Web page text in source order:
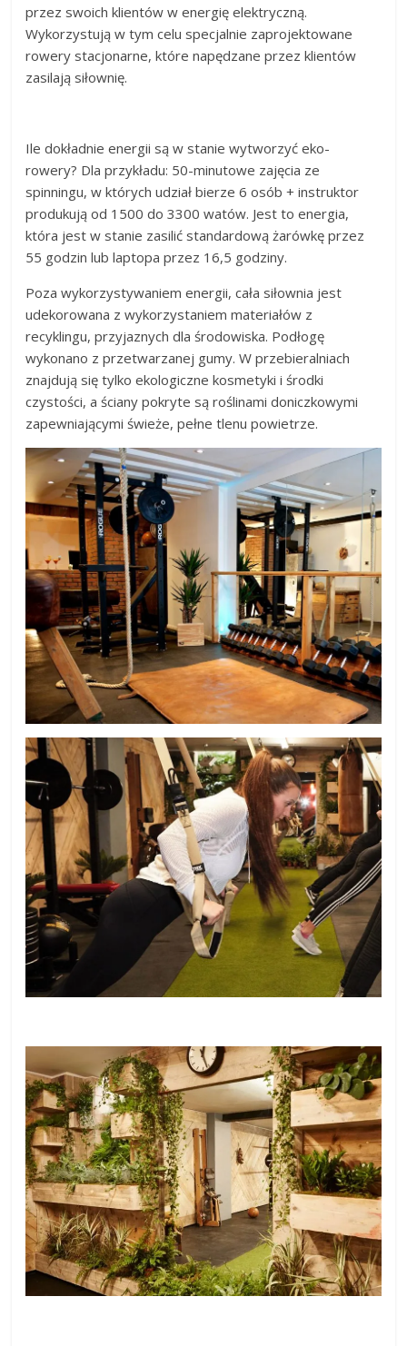
przez swoich klientów w energię elektryczną.
Wykorzystują w tym celu specjalnie zaprojektowane
rowery stacjonarne, które napędzane przez klientów
zasilają siłownię.
Ile dokładnie energii są w stanie wytworzyć eko-
rowery? Dla przykładu: 50-minutowe zajęcia ze
spinningu, w których udział bierze 6 osób + instruktor
produkują od 1500 do 3300 watów. Jest to energia,
która jest w stanie zasilić standardową żarówkę przez
55 godzin lub laptopa przez 16,5 godziny.
Poza wykorzystywaniem energii, cała siłownia jest
udekorowana z wykorzystaniem materiałów z
recyklingu, przyjaznych dla środowiska. Podłogę
wykonano z przetwarzanej gumy. W przebieralniach
znajdują się tylko ekologiczne kosmetyki i środki
czystości, a ściany pokryte są roślinami doniczkowymi
zapewniającymi świeże, pełne tlenu powietrze.